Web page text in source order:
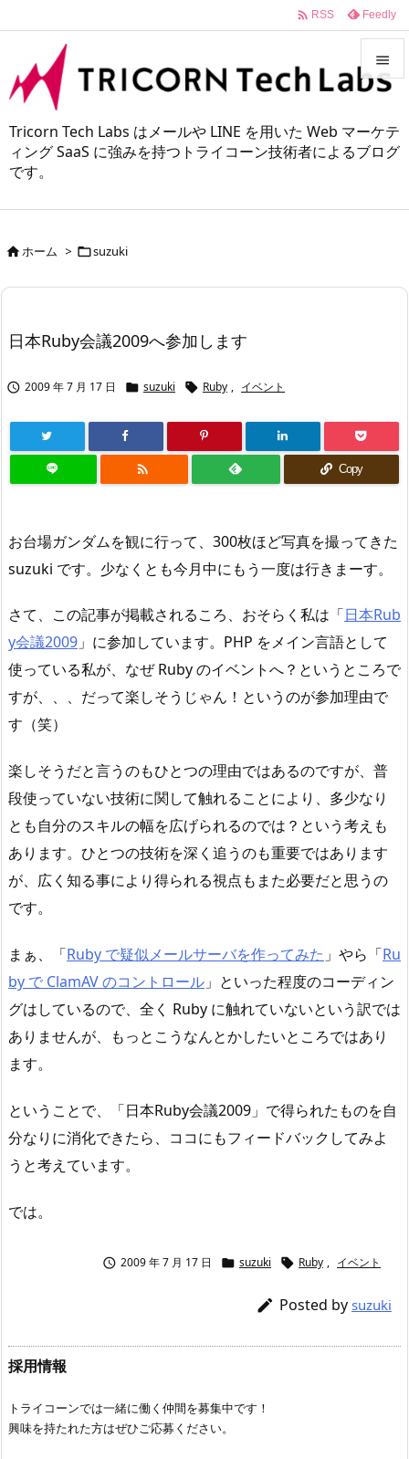
Tricorn Tech Labs はメールや LINE を用いた Web マーケテ
ィング SaaS に強みを持つトライコーン技術者によるブログ
です。



 RSS Feedly
ホーム > suzuki
日本Ruby会議2009へ参加します
 2009 年 7 月 17 日  suzuki  Ruby , イベント
 Copy
お台場ガンダムを観に行って、300枚ほど写真を撮ってきた
suzuki です。少なくとも今月中にもう一度は行きまーす。
さて、この記事が掲載されるころ、おそらく私は「日本Rub
y会議2009」に参加しています。PHP をメイン言語として
使っている私が、なぜ Ruby のイベントへ？というところで
すが、、、だって楽しそうじゃん！というのが参加理由で
す（笑）
楽しそうだと言うのもひとつの理由ではあるのですが、普
段使っていない技術に関して触れることにより、多少なり
とも自分のスキルの幅を広げられるのでは？という考えも
あります。ひとつの技術を深く追うのも重要ではあります
が、広く知る事により得られる視点もまた必要だと思うの
です。
まぁ、「Ruby で疑似メールサーバを作ってみた 」やら「Ru
by で ClamAV のコントロール 」といった程度のコーディン
グはしているので、全く Ruby に触れていないという訳では
ありませんが、もっとこうなんとかしたいところではあり
ます。
ということで、「日本Ruby会議2009」で得られたものを自
分なりに消化できたら、ココにもフィードバックしてみよ
うと考えています。
では。
 2009 年 7 月 17 日  suzuki  Ruby , イベント
 Posted by suzuki
採用情報
トライコーンでは一緒に働く仲間を募集中です！
興味を持たれた方はぜひご応募ください。